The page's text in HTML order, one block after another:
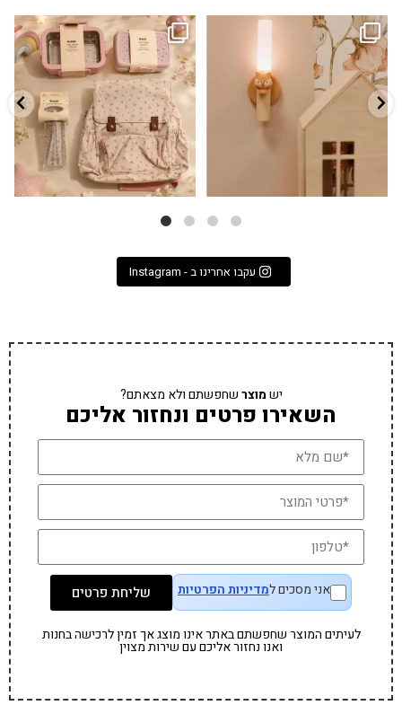
✨ חוזרים למסגרת בסטייל! ✨
הקולקציה החדשה...
9 4
גם פריט עיצובי לחדר, גם מנורת לילה
...
0
עקבו אחרינו ב - Instagram
ישמוצרשחפשתם ולא מצאתם?
השאירו פרטים ונחזור אליכם
אני מסכים למדיניות הפרטיות שליחת פרטים
לעיתים המוצר שחפשתם באתר אינו מוצג אך זמין לרכישה בחנות
ואנו נחזור אליכם עם שירות מצוין